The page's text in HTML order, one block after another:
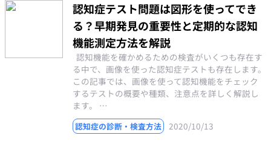
認知症テスト問題は図形を使ってでき
る？早期発見の重要性と定期的な認知
機能測定方法を解説
認知機能を確かめるための検査がいくつも存在す
る中で、画像を使った認知症テストも存在します。
この記事では、画像を使って認知機能をチェック
するテストの概要や種類、注意点を詳しく解説し
ます。 …
認知症の診断・検査方法 2020/10/13